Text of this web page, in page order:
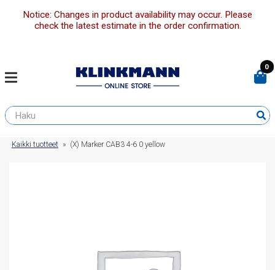
Notice: Changes in product availability may occur. Please
check the latest estimate in the order confirmation.
0
Kaikki tuotteet » (X) Marker CAB3 4-6 0 yellow